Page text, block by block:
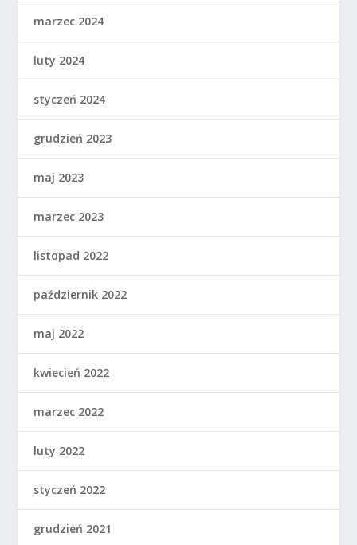
marzec 2024
luty 2024
styczeń 2024
grudzień 2023
maj 2023
marzec 2023
listopad 2022
październik 2022
maj 2022
kwiecień 2022
marzec 2022
luty 2022
styczeń 2022
grudzień 2021